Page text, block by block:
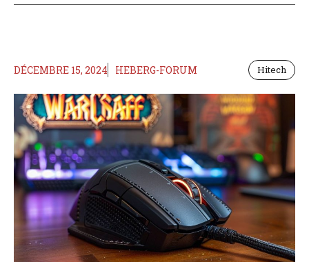
DÉCEMBRE 15, 2024 HEBERG-FORUM Hitech